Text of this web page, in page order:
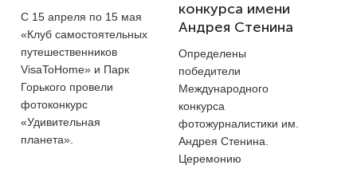
С 15 апреля по 15 мая
«Клуб самостоятельных
путешественников
VisaToHome» и Парк
Горького провели
фотоконкурс
«Удивительная
планета».
конкурса имени
Андрея Стенина
Определены
победители
Международного
конкурса
фотожурналистики им.
Андрея Стенина.
Церемонию